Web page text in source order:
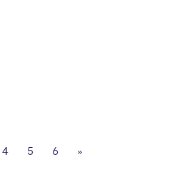
4 5 6 »